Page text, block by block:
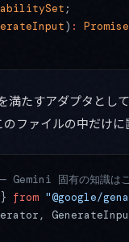
;
) : Promise
たすアダプタとし
ファイルの中だけに
固有の知識はこ
from "@google/